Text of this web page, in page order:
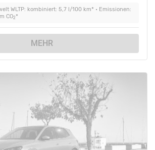
WLTP: kombiniert: 5,7 l/100 km* • Emissionen:
CO2*
MEHR